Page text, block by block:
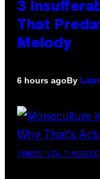
3
That
Melody
6 hours agoBy
(PHOTO VIA T-MOBILE)